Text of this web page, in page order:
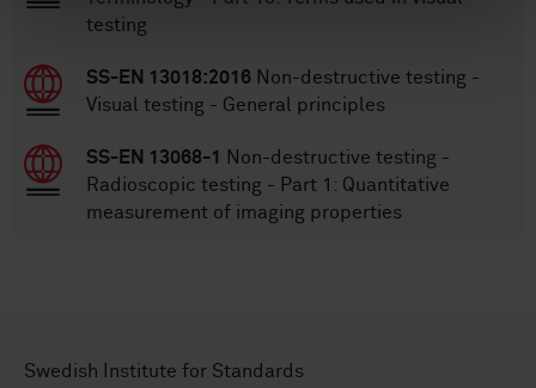
testing
SS-EN 13018:2016 Non-destructive testing -
Visual testing - General principles
SS-EN 13068-1
Non-destructive testing -
Radioscopic testing - Part 1: Quantitative
measurement of imaging properties
Swedish Institute for Standards